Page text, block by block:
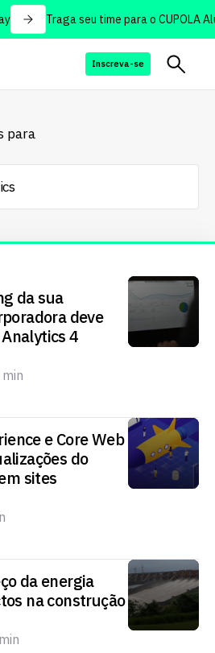
Traga seu time para o CUPOLA
Inscreva-se
para
da sua
deve
4
e Core Web
do
sites
da energia
na construção